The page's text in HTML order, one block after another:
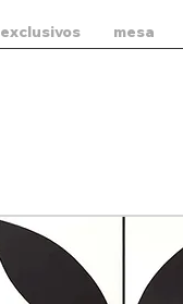
exclusivos mesa